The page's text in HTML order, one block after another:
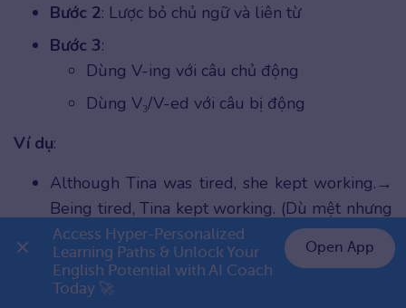
Bước 2: Lược bỏ chủ ngữ và liên từ
Bước 3:
Dùng V-ing với câu chủ động
Dùng V₃/V-ed với câu bị động
Ví dụ:
Although Tina was tired, she kept working.→
Being tired, Tina kept working. (Dù mệt nhưng
Tina vẫn làm việc.)
Though Mark was warned, he still
continued.→ Warned, Mark still continued. (Dù
👉 Premium 1 năm chỉ 999K
Access Hyper-Personalized
Learning Paths & Unlock Your
English Potential with AI Coach
Today 🚀
Open App